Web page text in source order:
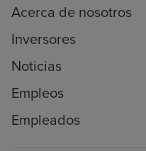
Acerca de nosotros
Inversores
Noticias
Empleos
Empleados